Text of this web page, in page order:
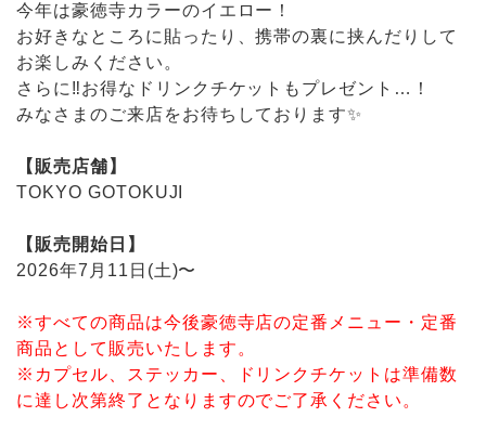
今年は豪徳寺カラーのイエロー！
お好きなところに貼ったり、携帯の裏に挟んだりして
お楽しみください。
さらに‼️お得なドリンクチケットもプレゼント…！
みなさまのご来店をお待ちしております✨
【販売店舗】
TOKYO GOTOKUJI
【販売開始日】
2026年7月11日(土)〜
※すべての商品は今後豪徳寺店の定番メニュー・定番
商品として販売いたします。
※カプセル、ステッカー、ドリンクチケットは準備数
に達し次第終了となりますのでご了承ください。